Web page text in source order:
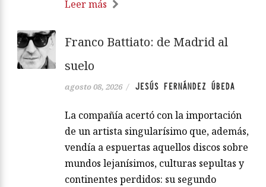
Leer más
Franco Battiato: de Madrid al
suelo
agosto 08, 2026 / JESÚS FERNÁNDEZ ÚBEDA
La compañía acertó con la importación
de un artista singularísimo que, además,
vendía a espuertas aquellos discos sobre
mundos lejanísimos, culturas sepultas y
continentes perdidos: su segundo